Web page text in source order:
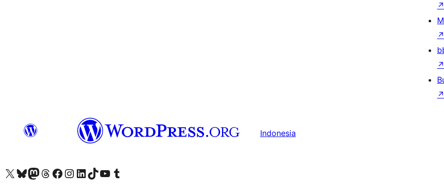
↗
↗
↗
↗
Indonesia
Kunjungi akun X (sebelumnya Twitter) kamiVisit our Bluesky account
Kunjungi akun Mastodon kami
Visit our Threads account
Kunjungi halaman Facebook kamiKunjungi akun Instagram kamiKunjungi akun LinkedIn kami
Visit our TikTok account
Kunjungi channel YouTube kamiVisit our Tumblr account